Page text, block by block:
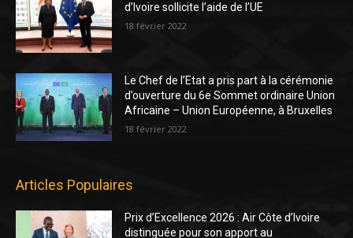
d’Ivoire sollicite l’aide de l’UE
18 février 2022
Le Chef de l’Etat a pris part à la cérémonie
d’ouverture du 6e Sommet ordinaire Union
Africaine – Union Européenne, à Bruxelles
18 février 2022
Articles Populaires
Prix d’Excellence 2026 : Air Côte d’Ivoire
distinguée pour son apport au